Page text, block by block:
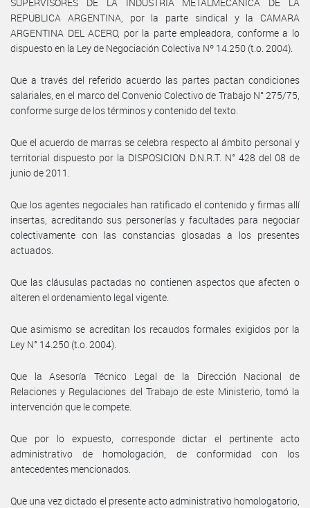
REPUBLICA ARGENTINA, por la parte sindical y la CAMARA
ARGENTINA DEL ACERO, por la parte empleadora, conforme a lo
dispuesto en la Ley de Negociación Colectiva Nº 14.250 (t.o. 2004).
Que a través del referido acuerdo las partes pactan condiciones
salariales, en el marco del Convenio Colectivo de Trabajo N° 275/75,
conforme surge de los términos y contenido del texto.
Que el acuerdo de marras se celebra respecto al ámbito personal y
territorial dispuesto por la DISPOSICION D.N.R.T. N° 428 del 08 de
junio de 2011.
Que los agentes negociales han ratificado el contenido y firmas allí
insertas, acreditando sus personerías y facultades para negociar
colectivamente con las constancias glosadas a los presentes
actuados.
Que las cláusulas pactadas no contienen aspectos que afecten o
alteren el ordenamiento legal vigente.
Que asimismo se acreditan los recaudos formales exigidos por la
Ley N° 14.250 (t.o. 2004).
Que la Asesoría Técnico Legal de la Dirección Nacional de
Relaciones y Regulaciones del Trabajo de este Ministerio, tomó la
intervención que le compete.
Que por lo expuesto, corresponde dictar el pertinente acto
administrativo de homologación, de conformidad con los
antecedentes mencionados.
Que una vez dictado el presente acto administrativo homologatorio,